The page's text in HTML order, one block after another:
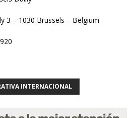
3 – 1030 Brussels – Belgium
INTERNACIONAL